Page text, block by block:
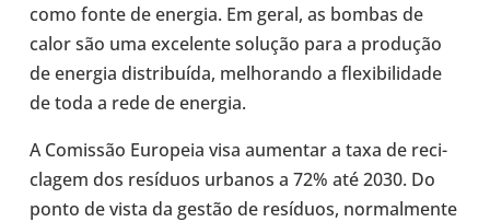
como fonte de energia. Em geral, as bombas de
calor são uma exce­lente solução para a pro­du­ção
de energia dis­tri­buída, melho­rando a fle­xi­bi­li­dade
de toda a rede de energia.
A Comis­são Euro­peia visa aumen­tar a taxa de reci­
cla­gem dos resí­duos urbanos a 72% até 2030. Do
ponto de vista da gestão de resí­duos, nor­mal­mente